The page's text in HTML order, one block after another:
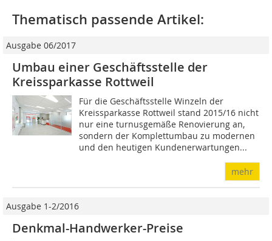
Thematisch passende Artikel:
Ausgabe 06/2017
Umbau einer Geschäftsstelle der
Kreissparkasse Rottweil
Für die Geschäftsstelle Winzeln der
Kreissparkasse Rottweil stand 2015/16 nicht
nur eine turnusgemäße Renovierung an,
sondern der Komplettumbau zu modernen
und den heutigen Kundenerwartungen...
mehr
Ausgabe 1-2/2016
Denkmal-Handwerker-Preise